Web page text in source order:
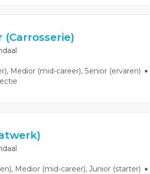
Medior (mid-career), Senior (ervaren)
Medior (mid-career), Junior (starter)